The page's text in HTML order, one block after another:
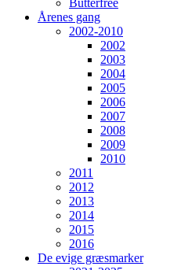
Årenes gang
2002-2010
2002
2003
2004
2005
2006
2007
2008
2009
2010
2011
2012
2013
2014
2015
2016
De evige græsmarker